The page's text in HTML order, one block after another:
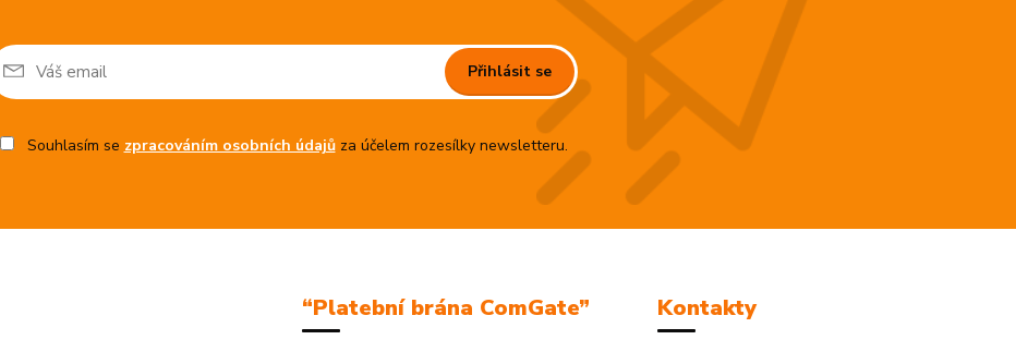
Přihlásit se
Souhlasím se zpracováním osobních údajůza účelem rozesílky newsletteru.
“Platební brána ComGate” Kontakty